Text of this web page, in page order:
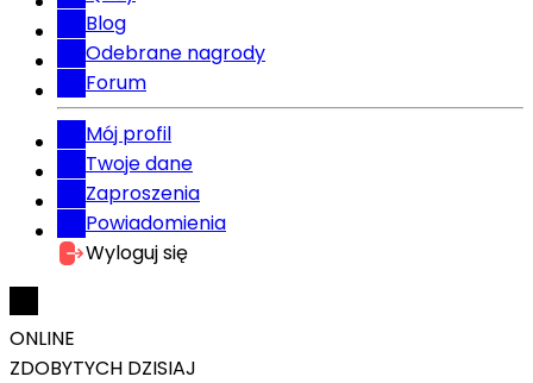
Blog
Odebrane nagrody
Forum
Mój profil
Twoje dane
Zaproszenia
Powiadomienia
Wyloguj się
ONLINE
ZDOBYTYCH DZISIAJ